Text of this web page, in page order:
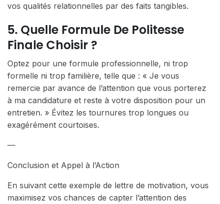
vos qualités relationnelles par des faits tangibles.
5. Quelle Formule De Politesse
Finale Choisir ?
Optez pour une formule professionnelle, ni trop
formelle ni trop familière, telle que : « Je vous
remercie par avance de l’attention que vous porterez
à ma candidature et reste à votre disposition pour un
entretien. » Évitez les tournures trop longues ou
exagérément courtoises.
—
Conclusion et Appel à l’Action
En suivant cette exemple de lettre de motivation, vous
maximisez vos chances de capter l’attention des